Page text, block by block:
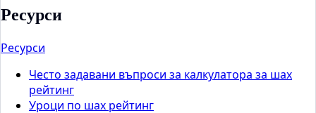
Ресурси
Ресурси
Често задавани въпроси за калкулатора за шах
рейтинг
Уроци по шах рейтинг